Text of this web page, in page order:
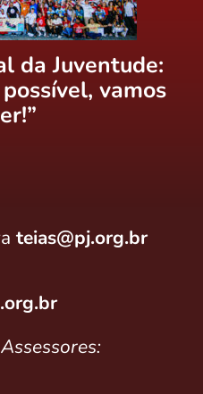
da Juventude:
vamos
teias@pj.org.br